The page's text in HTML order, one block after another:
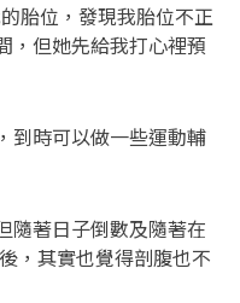
胎位，發現我胎位不正
，但她先給我打心裡預
到時可以做一些運動輔
隨著日子倒數及隨著在
，其實也覺得剖腹也不